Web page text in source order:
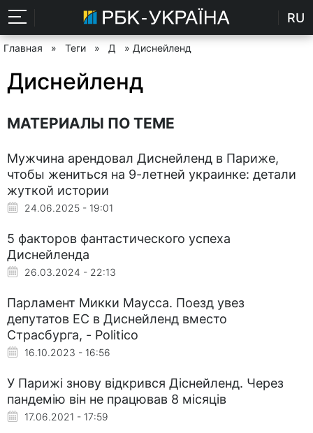
RU
Главная » Теги » Д » Диснейленд
Диснейленд
МАТЕРИАЛЫ ПО ТЕМЕ
Мужчина арендовал Диснейленд в Париже,
чтобы жениться на 9-летней украинке: детали
жуткой истории
24.06.2025 - 19:01
5 факторов фантастического успеха
Диснейленда
26.03.2024 - 22:13
Парламент Микки Маусса. Поезд увез
депутатов ЕС в Диснейленд вместо
Страсбурга, - Politico
16.10.2023 - 16:56
У Парижі знову відкрився Діснейленд. Через
пандемію він не працював 8 місяців
17.06.2021 - 17:59